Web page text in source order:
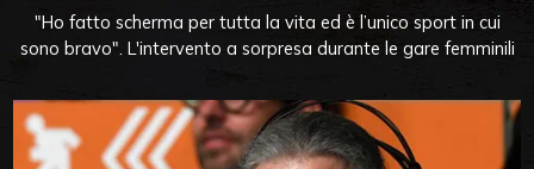
"Ho fatto scherma per tutta la vita ed è l’unico sport in cui
sono bravo". L'intervento a sorpresa durante le gare femminili